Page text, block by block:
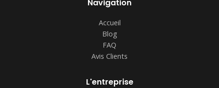
Navigation
Accueil
Blog
FAQ
Avis Clients
L'entreprise